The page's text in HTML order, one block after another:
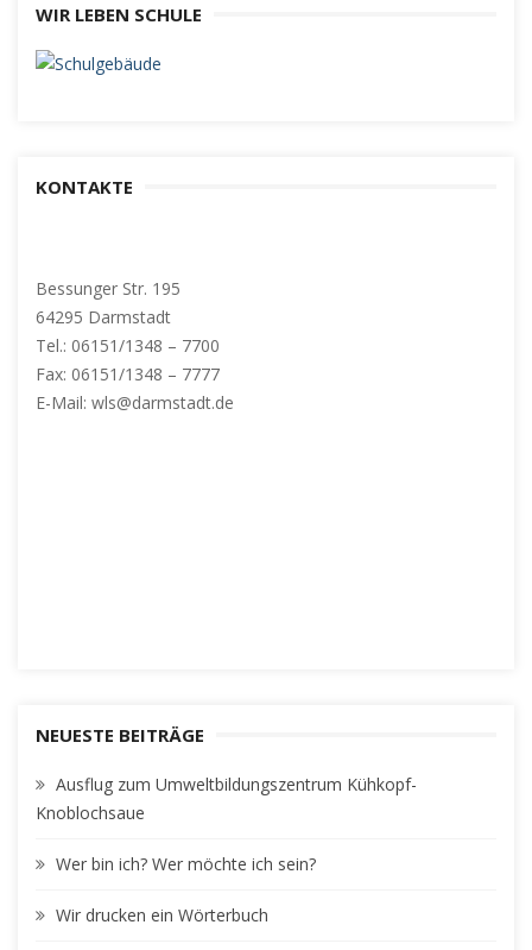
WIR LEBEN SCHULE
KONTAKTE
Bessunger Str. 195
64295 Darmstadt
Tel.: 06151/1348 – 7700
Fax: 06151/1348 – 7777
E-Mail: wls@darmstadt.de
NEUESTE BEITRÄGE
Ausflug zum Umweltbildungszentrum Kühkopf-
Knoblochsaue
Wer bin ich? Wer möchte ich sein?
Wir drucken ein Wörterbuch